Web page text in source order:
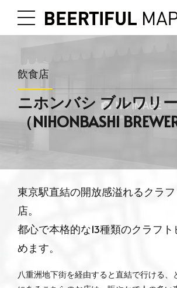
飲食店
ニホンバシ ブルワリー
（NIHONBASHI
東京駅直結の開放感溢れるクラ
店。
都心で本格的な13種類のクラフト
めます。
八重洲地下街を経由すると直結で行ける、